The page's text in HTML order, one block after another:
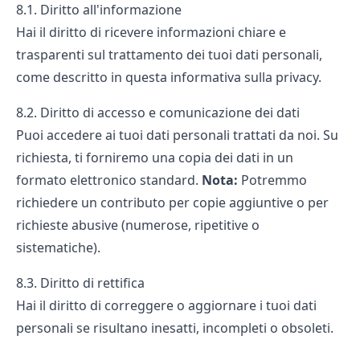
8.1. Diritto all'informazione
Hai il diritto di ricevere informazioni chiare e
trasparenti sul trattamento dei tuoi dati personali,
come descritto in questa informativa sulla privacy.
8.2. Diritto di accesso e comunicazione dei dati
Puoi accedere ai tuoi dati personali trattati da noi. Su
richiesta, ti forniremo una copia dei dati in un
formato elettronico standard. Nota: Potremmo
richiedere un contributo per copie aggiuntive o per
richieste abusive (numerose, ripetitive o
sistematiche).
8.3. Diritto di rettifica
Hai il diritto di correggere o aggiornare i tuoi dati
personali se risultano inesatti, incompleti o obsoleti.